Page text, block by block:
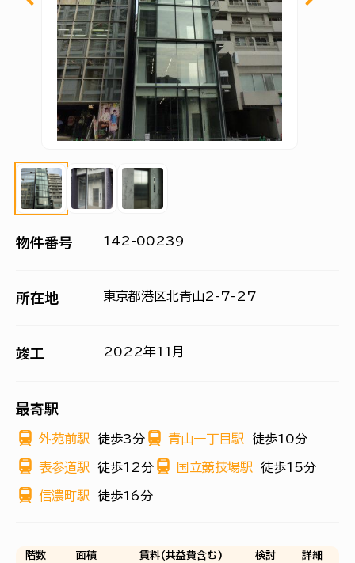
物件番号 142-00239
所在地 東京都港区北青山2-7-27
竣工 2022年11月
最寄駅
外苑前駅 徒歩3分 青山一丁目駅 徒歩10分
表参道駅 徒歩12分 国立競技場駅 徒歩15分
信濃町駅 徒歩16分
階数 面積 賃料(共益費含む) 検討 詳細